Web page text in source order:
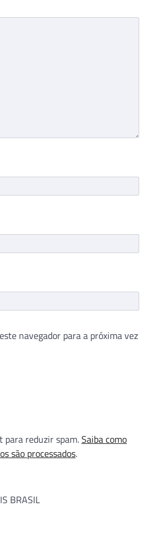
navegador para a próxima vez
reduzir spam.Saiba como
são processados.
BRASIL